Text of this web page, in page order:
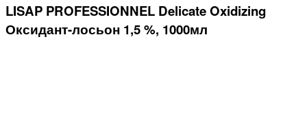
LISAP PROFESSIONNEL Delicate Oxidizing
Оксидант-лосьон 1,5 %, 1000мл